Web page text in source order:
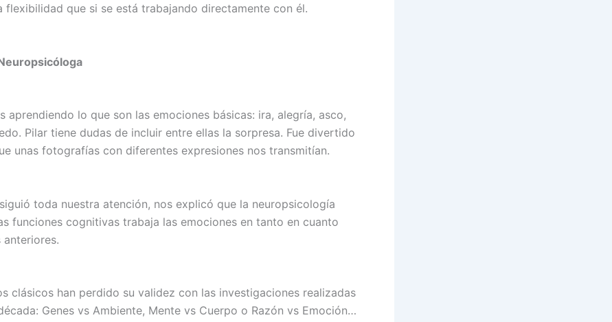
flexibilidad que si se está trabajando directamente con él.
aprendiendo lo que son las emociones básicas: ira, alegría, asco,
Pilar tiene dudas de incluir entre ellas la sorpresa. Fue divertido
unas fotografías con diferentes expresiones nos transmitían.
toda nuestra atención, nos explicó que la neuropsicología
funciones cognitivas trabaja las emociones en tanto en cuanto
anteriores.
clásicos han perdido su validez con las investigaciones realizadas
Genes vs Ambiente, Mente vs Cuerpo o Razón vs Emoción…